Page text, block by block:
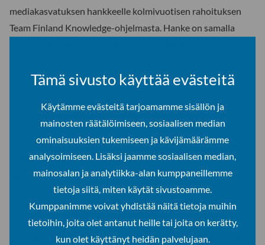
Tämä sivusto käyttää evästeitä
Käytämme evästeitä tarjoamamme sisällön ja
mainosten räätälöimiseen, sosiaalisen median
ominaisuuksien tukemiseen ja kävijämäärämme
analysoimiseen. Lisäksi jaamme sosiaalisen median,
mainosalan ja analytiikka-alan kumppaneillemme
tietoja siitä, miten käytät sivustoamme.
Kumppanimme voivat yhdistää näitä tietoja muihin
tietoihin, joita olet antanut heille tai joita on kerätty,
kun olet käyttänyt heidän palvelujaan.
mediakasvatuksen hankkeelle kolmivuotisen rahoituksen
Team Finland Knowledge-ohjelmasta. Hanke on samalla
and Diversity in Education -verkoston hanke.
Kurssin ensimmäiset pilotit toteutettiin syksyllä 2021 ja
2022, ja niihin osallistui noin kolmekymmentä suomalaista ja
ulkomaalaista opiskelijaa. Tutkijat saivat piloteista aineistoa
tutkimuksen ja opetuksen kehittämisen tueksi. Tulokset
lupaavat hyvää tekoälyn lukutaidon opetukselle.
– Kurssilla käyttämämme oppimismenetelmät lisäsivät
opiskelijoiden kiinnostusta tekoälyä kohtaan ja paransivat
merkittävästi tekoälyn lukutaitoa, kertoo hankkeen johtaja,